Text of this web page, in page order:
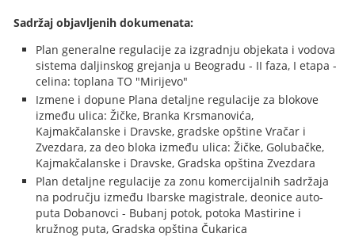
Sadržaj objavljenih dokumenata:
Plan generalne regulacije za izgradnju objekata i vodova
sistema daljinskog grejanja u Beogradu - II faza, I etapa -
celina: toplana TO "Mirijevo"
Izmene i dopune Plana detaljne regulacije za blokove
između ulica: Žičke, Branka Krsmanovića,
Kajmakčalanske i Dravske, gradske opštine Vračar i
Zvezdara, za deo bloka između ulica: Žičke, Golubačke,
Kajmakčalanske i Dravske, Gradska opština Zvezdara
Plan detaljne regulacije za zonu komercijalnih sadržaja
na području između Ibarske magistrale, deonice auto-
puta Dobanovci - Bubanj potok, potoka Mastirine i
kružnog puta, Gradska opština Čukarica